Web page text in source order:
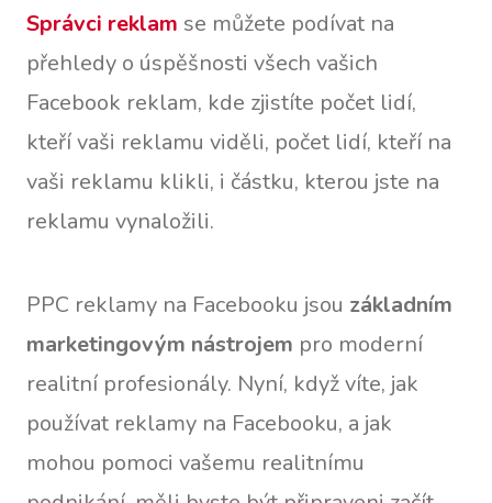
Správci reklam se můžete podívat na
přehledy o úspěšnosti všech vašich
Facebook reklam, kde zjistíte počet lidí,
kteří vaši reklamu viděli, počet lidí, kteří na
vaši reklamu klikli, i částku, kterou jste na
reklamu vynaložili.
PPC reklamy na Facebooku jsou základním
marketingovým nástrojem pro moderní
realitní profesionály. Nyní, když víte, jak
používat reklamy na Facebooku, a jak
mohou pomoci vašemu realitnímu